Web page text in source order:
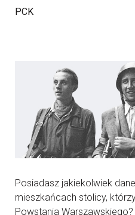
PCK
Posiadasz jakiekolwiek
mieszkańcach stolicy,
Powstania